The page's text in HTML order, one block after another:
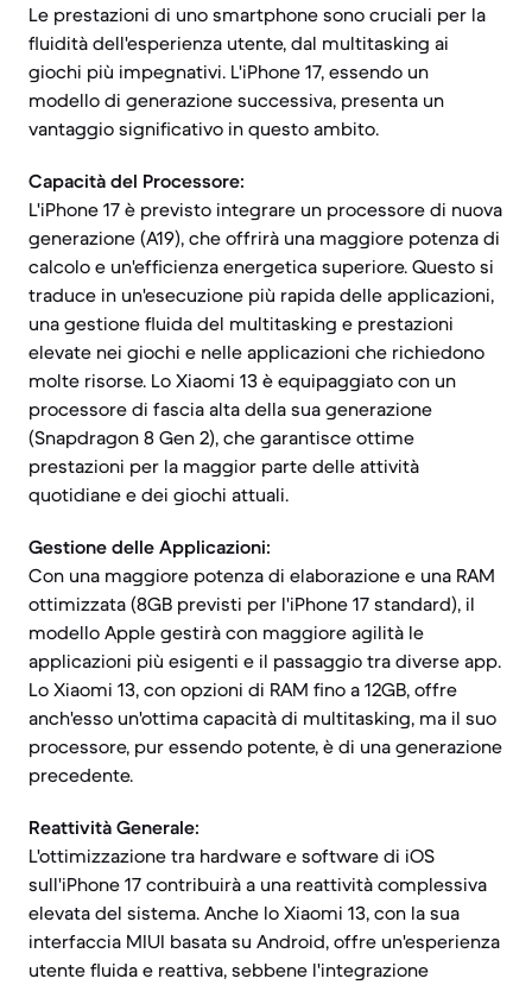
Le prestazioni di uno smartphone sono cruciali per la
fluidità dell'esperienza utente, dal multitasking ai
giochi più impegnativi. L'iPhone 17, essendo un
modello di generazione successiva, presenta un
vantaggio significativo in questo ambito.
Capacità del Processore:
L'iPhone 17 è previsto integrare un processore di nuova
generazione (A19), che offrirà una maggiore potenza di
calcolo e un'efficienza energetica superiore. Questo si
traduce in un'esecuzione più rapida delle applicazioni,
una gestione fluida del multitasking e prestazioni
elevate nei giochi e nelle applicazioni che richiedono
molte risorse. Lo Xiaomi 13 è equipaggiato con un
processore di fascia alta della sua generazione
(Snapdragon 8 Gen 2), che garantisce ottime
prestazioni per la maggior parte delle attività
quotidiane e dei giochi attuali.
Gestione delle Applicazioni:
Con una maggiore potenza di elaborazione e una RAM
ottimizzata (8GB previsti per l'iPhone 17 standard), il
modello Apple gestirà con maggiore agilità le
applicazioni più esigenti e il passaggio tra diverse app.
Lo Xiaomi 13, con opzioni di RAM fino a 12GB, offre
anch'esso un'ottima capacità di multitasking, ma il suo
processore, pur essendo potente, è di una generazione
precedente.
Reattività Generale:
L'ottimizzazione tra hardware e software di iOS
sull'iPhone 17 contribuirà a una reattività complessiva
elevata del sistema. Anche lo Xiaomi 13, con la sua
interfaccia MIUI basata su Android, offre un'esperienza
utente fluida e reattiva, sebbene l'integrazione